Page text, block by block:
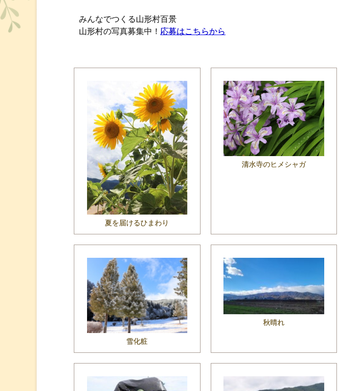
みんなでつくる山形村百景
山形村の写真募集中！ 応募はこちらから
夏を届けるひまわり
清水寺のヒメシャガ
雪化粧
秋晴れ